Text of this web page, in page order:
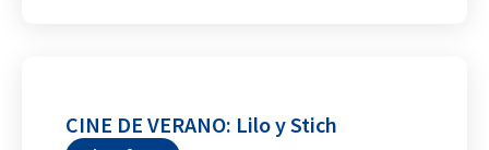
CINE DE VERANO: Lilo y Stich